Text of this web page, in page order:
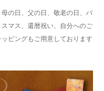
の日、父の日、敬老の日、バ
マス、還暦祝い、自分へのご
ピングもご用意しております